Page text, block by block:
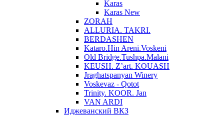
Karas
Karas New
ZORAH
ALLURIA. TAKRI.
BERDASHEN
Kataro.Hin Areni.Voskeni
Old Bridge.Tushpa.Malani
KEUSH. Z’art. KOUASH
Jraghatspanyan Winery
Voskevaz - Qotot
Trinity. KOOR. Jan
VAN ARDI
Иджеванский ВКЗ